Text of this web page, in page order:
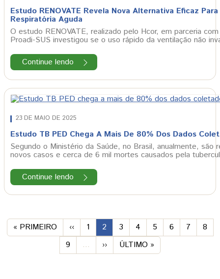
Estudo RENOVATE Revela Nova Alternativa Eficaz
Respiratória Aguda
O estudo RENOVATE, realizado pelo Hcor, em parceria
Proadi-SUS investigou se o uso rápido da ventilação não
Continue lendo
23 DE MAIO DE 2025
Estudo TB PED Chega A Mais De 80% Dos Dados
Segundo o Ministério da Saúde, no Brasil, anualmente, são
novos casos e cerca de 6 mil mortes causados pela
Continue lendo
Paginação
PRIMEIRA PÁGINA
« PRIMEIRO PREVIOUS PAGE
‹‹ PÁGINA
1 PÁGINA
2 PÁGINA
3 PÁGINA
4 PÁGINA
5 PÁGINA
6 PÁGINA
7
8
PÁGINA
9 … PRÓXIMA PÁGINA
›› ÚLTIMA PÁGINA
ÚLTIMO »